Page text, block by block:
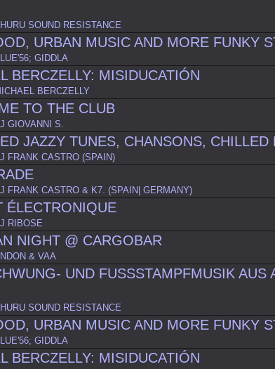
SOUND RESISTANCE
URBAN MUSIC AND MORE FUNKY
GIDDLA
BERCZELLY: MISIDUCATIÓN
BERCZELLY
TO THE CLUB
GIOVANNI S.
JAZZY TUNES, CHANSONS, CHILLED
FRANK CASTRO (SPAIN)
FRANK CASTRO & K7. (SPAIN| GERMANY)
ÉLECTRONIQUE
RIBOSE
NIGHT @ CARGOBAR
& VAA
UND FUSSSTAMPFMUSIK AUS
SOUND RESISTANCE
URBAN MUSIC AND MORE FUNKY
GIDDLA
BERCZELLY: MISIDUCATIÓN